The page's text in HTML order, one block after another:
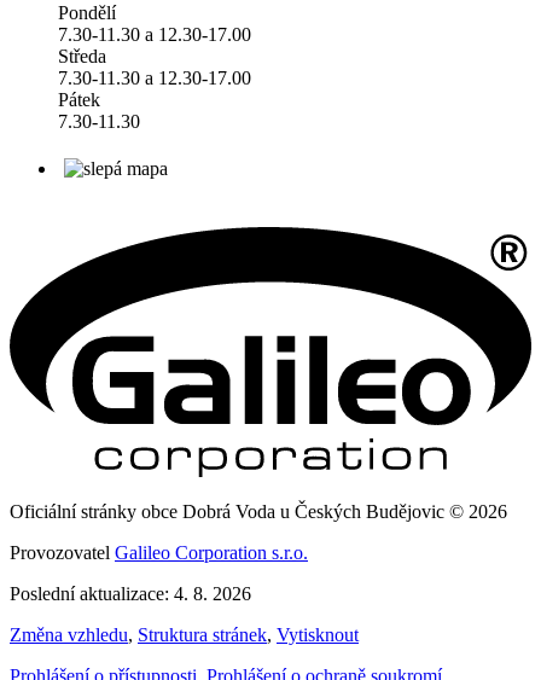
Pondělí
7.30-11.30 a 12.30-17.00
Středa
7.30-11.30 a 12.30-17.00
Pátek
7.30-11.30
Oficiální stránky obce Dobrá Voda u Českých Budějovic © 2026
Provozovatel Galileo Corporation s.r.o.
Poslední aktualizace: 4. 8. 2026
Změna vzhledu, Struktura stránek, Vytisknout